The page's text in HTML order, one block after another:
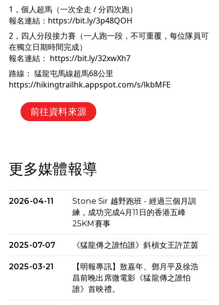
1，個人超馬（一次全走 / 分四次跑）
報名連結： https://bit.ly/3p48QOH
2，四人分段接力賽（一人跑一段，不可重覆，每位隊員可
在獨立日期時間完成）
報名連結： https://bit.ly/32xwXh7
路線： 猛龍屯馬線超馬68公里
https://hikingtrailhk.appspot.com/s/lkbMFE
前往資料來源
更多媒體報導
2026-04-11
Stone Sir 越野跑班 - 經過三個月訓
練，成功完成4月11日的香港五峰
25KM賽事
2025-07-07 《猛龍傳之誰怕誰》斜槓女王許芷茵
2025-03-21
【明報專訊】敖嘉年、鄧月平及徐浩
昌前晚出席微電影《猛龍傳之誰怕
誰》首映禮。